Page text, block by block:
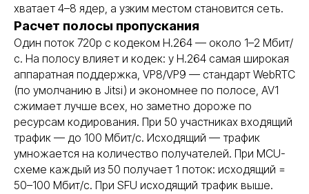
хватает 4–8 ядер, а узким местом становится сеть.
Расчет полосы пропускания
Один поток 720p с кодеком H.264 — около 1–2 Мбит/
с. На полосу влияет и кодек: у H.264 самая широкая
аппаратная поддержка, VP8/VP9 — стандарт WebRTC
(по умолчанию в Jitsi) и экономнее по полосе, AV1
сжимает лучше всех, но заметно дороже по
ресурсам кодирования. При 50 участниках входящий
трафик — до 100 Мбит/с. Исходящий — трафик
умножается на количество получателей. При MCU-
схеме каждый из 50 получает 1 поток: исходящий =
50–100 Мбит/с. При SFU исходящий трафик выше.